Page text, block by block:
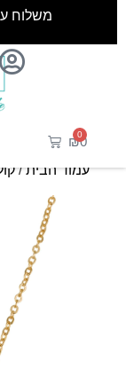
משלוח
₪0
0
עמוד הבית/